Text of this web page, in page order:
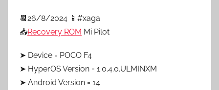
📆26/8/2024 📱#xaga
📥Recovery ROM Mi Pilot
➤ Device = POCO F4
➤ HyperOS Version = 1.0.4.0.ULMINXM
➤ Android Version = 14